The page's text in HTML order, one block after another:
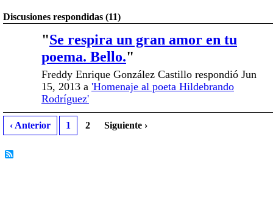
Discusiones respondidas (11)
"Se respira un gran amor en tu
poema. Bello."
Freddy Enrique González Castillo respondió Jun
15, 2013 a 'Homenaje al poeta Hildebrando
Rodríguez'
‹ Anterior 1 2 Siguiente ›